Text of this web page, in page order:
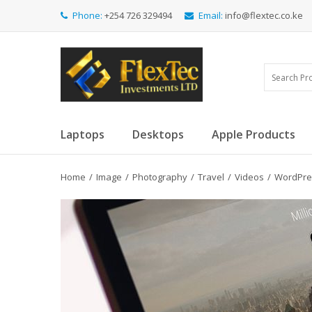
Phone: +254 726 329494 Email: info@flextec.co.ke
Laptops Desktops Apple Products
Home / Image / Photography / Travel / Videos /